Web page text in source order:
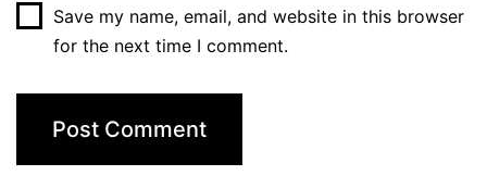
Save my name, email, and website in this browser
for the next time I comment.